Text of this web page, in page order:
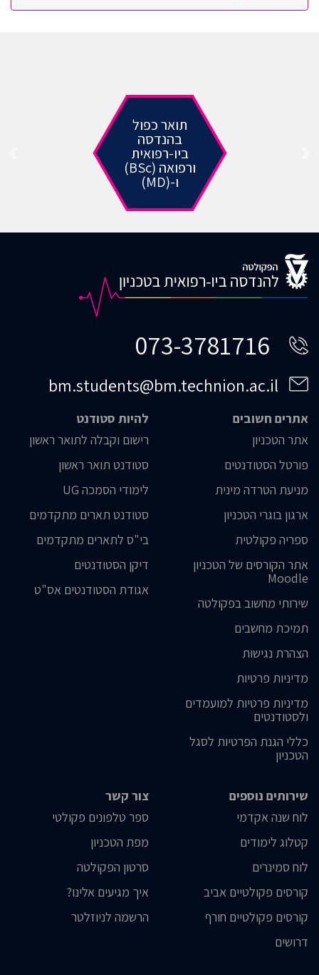
תואר כפול
בהנדסה
ביו-רפואית
ורפואה (BSc)
ו-(MD)
073-3781716
bm.students@bm.technion.ac.il
אתרים חשובים
אתר הטכניון
פורטל הסטודנטים
מניעת הטרדה מינית
ארגון בוגרי הטכניון
ספריה פקולטית
אתר הקורסים של הטכניון
Moodle
שירותי מחשוב בפקולטה
תמיכת מחשבים
הצהרת נגישות
מדיניות פרטיות
מדיניות פרטיות למועמדים
ולסטודנטים
כללי הגנת הפרטיות לסגל
הטכניון
להיות סטודנט
רישום וקבלה לתואר ראשון
סטודנט תואר ראשון
לימודי הסמכה UG
סטודנט תארים מתקדמים
בי"ס לתארים מתקדמים
דיקן הסטודנטים
אגודת הסטודנטים אס"ט
שירותים נוספים
לוח שנה אקדמי
קטלוג לימודים
לוח סמינרים
קורסים פקולטיים אביב
קורסים פקולטיים חורף
דרושים
צור קשר
ספר טלפונים פקולטי
מפת הטכניון
סרטון הפקולטה
איך מגיעים אלינו?
הרשמה לניוזלטר